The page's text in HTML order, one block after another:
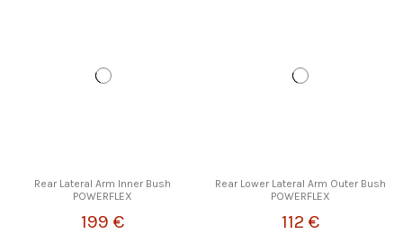
Rear Lateral Arm Inner Bush
POWERFLEX
199 €
Rear Lower Lateral Arm Outer Bush
POWERFLEX
112 €